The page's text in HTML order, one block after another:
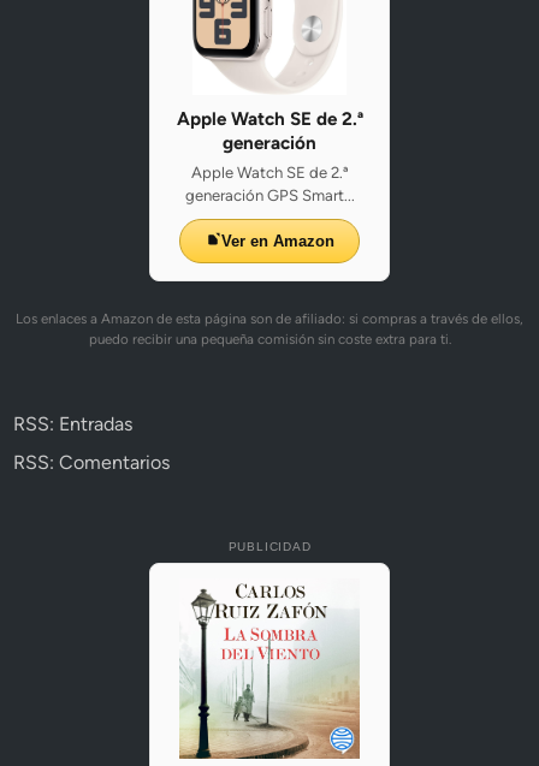
Apple Watch SE de 2.ª
generación
Apple Watch SE de 2.ª
generación GPS Smart...
Ver en Amazon
Los enlaces a Amazon de esta página son de afiliado: si compras a través de ellos,
puedo recibir una pequeña comisión sin coste extra para ti.
RSS: Entradas
RSS: Comentarios
PUBLICIDAD